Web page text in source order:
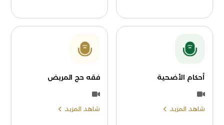
أحكام الأضحية
شاهد المزيد
فقه حج المريض
شاهد المزيد